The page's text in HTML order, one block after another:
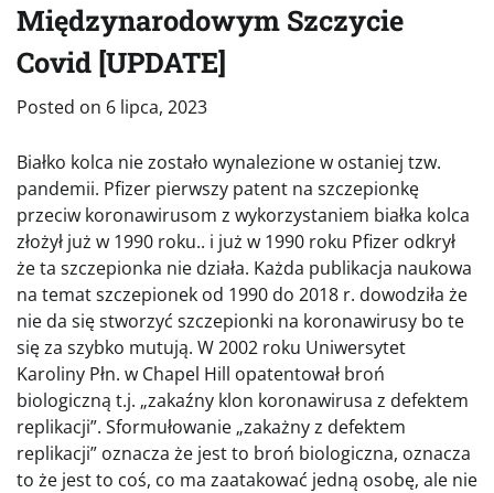
Międzynarodowym Szczycie
Covid [UPDATE]
Posted on 6 lipca, 2023
Białko kolca nie zostało wynalezione w ostaniej tzw.
pandemii. Pfizer pierwszy patent na szczepionkę
przeciw koronawirusom z wykorzystaniem białka kolca
złożył już w 1990 roku.. i już w 1990 roku Pfizer odkrył
że ta szczepionka nie działa. Każda publikacja naukowa
na temat szczepionek od 1990 do 2018 r. dowodziła że
nie da się stworzyć szczepionki na koronawirusy bo te
się za szybko mutują. W 2002 roku Uniwersytet
Karoliny Płn. w Chapel Hill opatentował broń
biologiczną t.j. „zakaźny klon koronawirusa z defektem
replikacji”. Sformułowanie „zakażny z defektem
replikacji” oznacza że jest to broń biologiczna, oznacza
to że jest to coś, co ma zaatakować jedną osobę, ale nie